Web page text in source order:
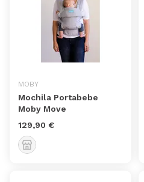
MOBY
Mochila Portabebe
Moby Move
129,90 €